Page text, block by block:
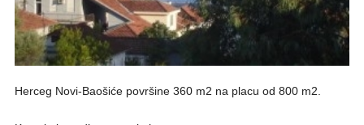
Herceg Novi-Baošiće površine 360 m2 na placu od 800 m2.